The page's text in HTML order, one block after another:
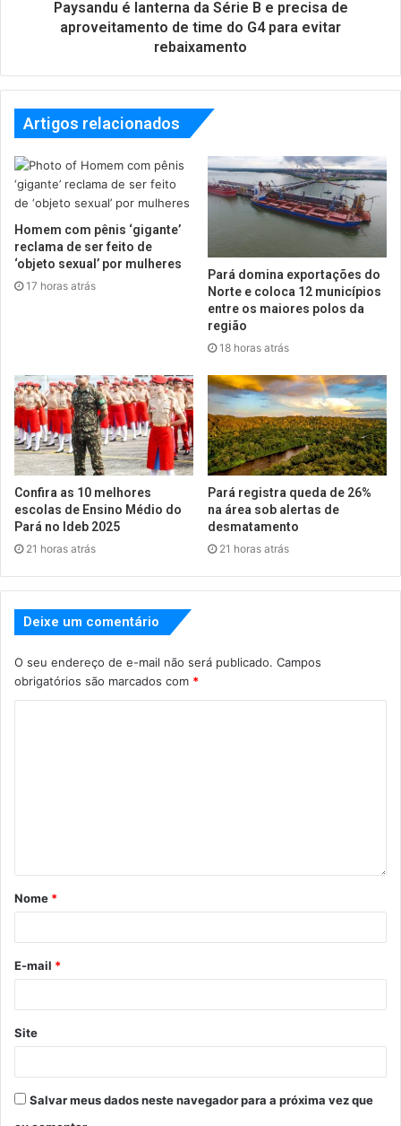
Paysandu é lanterna da Série B e precisa de
aproveitamento de time do G4 para evitar
rebaixamento
Artigos relacionados
Homem com pênis ‘gigante’
reclama de ser feito de
‘objeto sexual’ por mulheres
17 horas atrás
Pará domina exportações do
Norte e coloca 12 municípios
entre os maiores polos da
região
18 horas atrás
Confira as 10 melhores
escolas de Ensino Médio do
Pará no Ideb 2025
21 horas atrás
Pará registra queda de 26%
na área sob alertas de
desmatamento
21 horas atrás
Deixe um comentário
O seu endereço de e-mail não será publicado. Campos
obrigatórios são marcados com *
Nome *
E-mail *
Site
Salvar meus dados neste navegador para a próxima vez que